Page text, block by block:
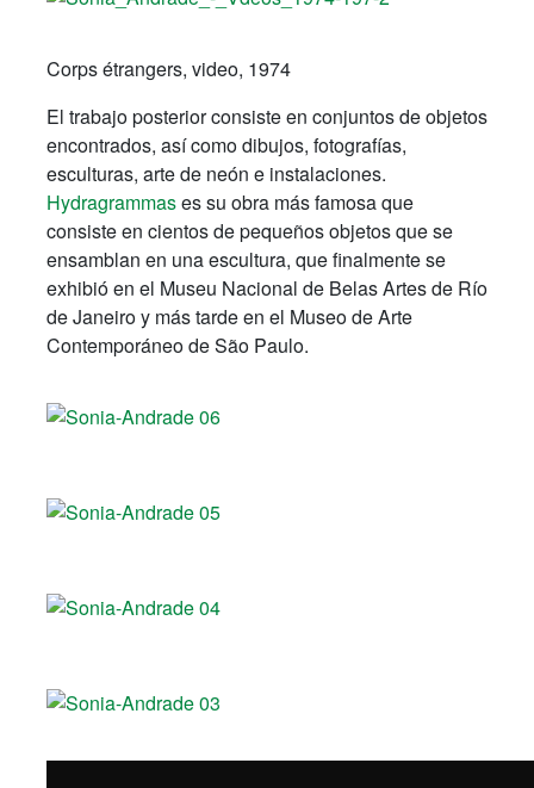
Corps étrangers, video, 1974
El trabajo posterior consiste en conjuntos de objetos
encontrados, así como dibujos, fotografías,
esculturas, arte de neón e instalaciones.
Hydragrammases su obra más famosa que
consiste en cientos de pequeños objetos que se
ensamblan en una escultura, que finalmente se
exhibió en el Museu Nacional de Belas Artes de Río
de Janeiro y más tarde en el Museo de Arte
Contemporáneo de São Paulo.